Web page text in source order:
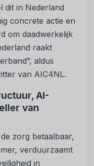
dit in Nederland
concrete actie en
om daadwerkelijk
raakt
aldus
van AIC4NL.
AI-
van
zorg betaalbaar,
verduurzaamt
in